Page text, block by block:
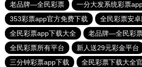
老品牌—全民彩票
一分大发系统彩票
353彩票app官方免费下载
全民彩票安
全民彩票app下载大全
老品牌—全民彩
全民彩票所有平台
新人送29元彩金平台
三分钟彩票app下载
全民彩票下载大全